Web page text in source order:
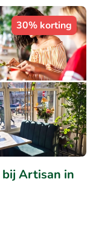
30% korting
Artisan in